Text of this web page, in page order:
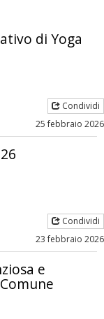
di Yoga
Condividi
25 febbraio 2026
Condividi
23 febbraio 2026
e